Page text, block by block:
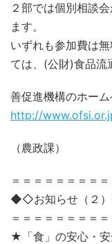
２部では個別相談
ます。
いずれも参加費は
ては、(公財)食品流
善促進機構のホーム
http://
（農政課）
＝＝＝＝＝＝＝＝＝
◆◇お知らせ（２
＝＝＝＝＝＝＝＝＝
★「食」の安心・